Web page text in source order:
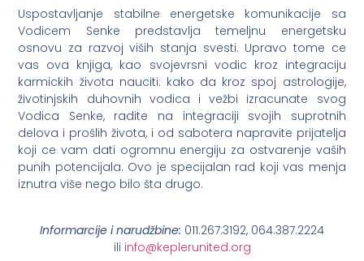
Uspostavljanje stabilne energetske komunikacije sa
Vodicem Senke predstavlja temeljnu energetsku
osnovu za razvoj viših stanja svesti. Upravo tome ce
vas ova knjiga, kao svojevrsni vodic kroz integraciju
karmickih života nauciti: kako da kroz spoj astrologije,
životinjskih duhovnih vodica i vežbi izracunate svog
Vodica Senke, radite na integraciji svojih suprotnih
delova i prošlih života, i od sabotera napravite prijatelja
koji ce vam dati ogromnu energiju za ostvarenje vaših
punih potencijala. Ovo je specijalan rad koji vas menja
iznutra više nego bilo šta drugo.
Informarcije i narudžbine: 011.267.3192, 064.387.2224
ili info@keplerunited.org